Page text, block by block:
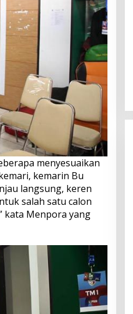
menyesuaikan
kemarin Bu
langsung, keren
salah satu calon
kata Menpora yang